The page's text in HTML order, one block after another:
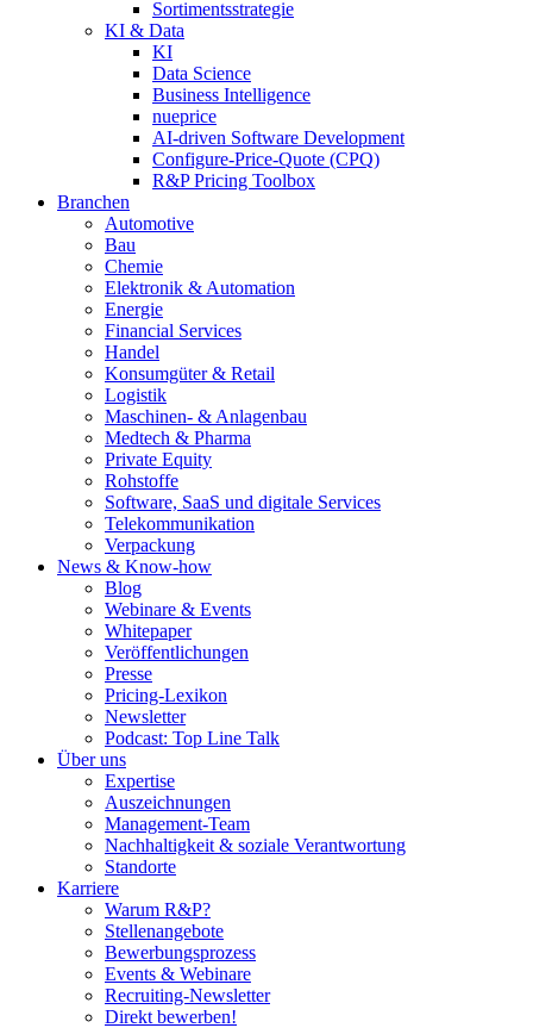
Sortimentsstrategie
KI & Data
KI
Data Science
Business Intelligence
nueprice
AI-driven Software Development
Configure-Price-Quote (CPQ)
R&P Pricing Toolbox
Branchen
Automotive
Bau
Chemie
Elektronik & Automation
Energie
Financial Services
Handel
Konsumgüter & Retail
Logistik
Maschinen- & Anlagenbau
Medtech & Pharma
Private Equity
Rohstoffe
Software, SaaS und digitale Services
Telekommunikation
Verpackung
News & Know-how
Blog
Webinare & Events
Whitepaper
Veröffentlichungen
Presse
Pricing-Lexikon
Newsletter
Podcast: Top Line Talk
Über uns
Expertise
Auszeichnungen
Management-Team
Nachhaltigkeit & soziale Verantwortung
Standorte
Karriere
Warum R&P?
Stellenangebote
Bewerbungsprozess
Events & Webinare
Recruiting-Newsletter
Direkt bewerben!